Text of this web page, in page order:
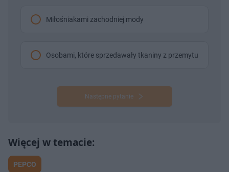
Miłośniakami zachodniej mody
Osobami, które sprzedawały tkaniny z przemytu
Następne pytanie
PEPCO